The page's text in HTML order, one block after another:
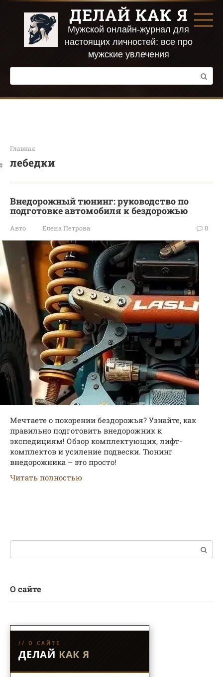
Перейти
контенту
ДЕЛАЙ КАК Я
Мужской онлайн-журнал для
настоящих личностей: все про
мужские увлечения
Поиск:
Главная
лебедки
Внедорожный тюнинг: руководство по
подготовке автомобиля к бездорожью
Авто Елена Петрова 0
Мечтаете о покорении бездорожья? Узнайте, как
правильно подготовить внедорожник к
экспедициям! Обзор комплектующих, лифт-
комплектов и усиление подвески. Тюнинг
внедорожника – это просто!
Читать полностью
Поиск:
О сайте
// О САЙТЕ
ДЕЛАЙ КАК Я